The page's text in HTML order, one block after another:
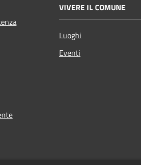
VIVERE IL COMUNE
Luoghi
Eventi